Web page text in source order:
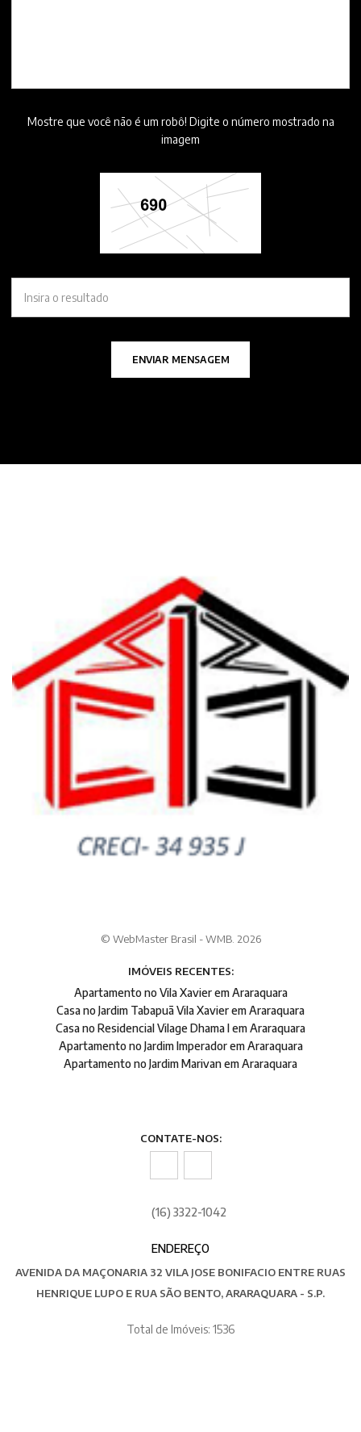
Mostre que você não é um robô! Digite o número mostrado na
imagem
ENVIAR MENSAGEM
© WebMaster Brasil - WMB. 2026
IMÓVEIS RECENTES:
Apartamento no Vila Xavier em Araraquara
Casa no Jardim Tabapuã Vila Xavier em Araraquara
Casa no Residencial Vilage Dhama I em Araraquara
Apartamento no Jardim Imperador em Araraquara
Apartamento no Jardim Marivan em Araraquara
CONTATE-NOS:
(16) 3322-1042
ENDEREÇO
AVENIDA DA MAÇONARIA 32 VILA JOSE BONIFACIO ENTRE RUAS
HENRIQUE LUPO E RUA SÃO BENTO, ARARAQUARA - S.P.
Total de Imóveis: 1536